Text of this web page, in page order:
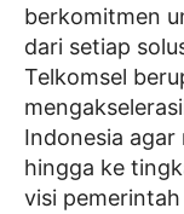
berkomitmen
dari setiap
Telkomsel
Indonesia agar
hingga ke
visi